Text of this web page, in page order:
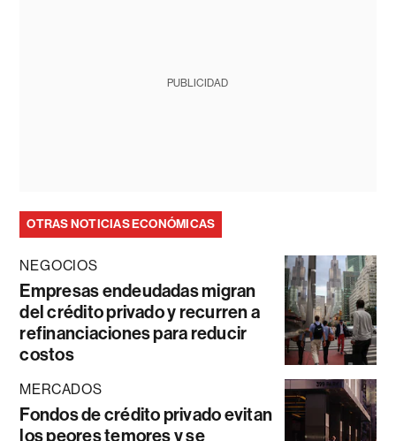
PUBLICIDAD
OTRAS NOTICIAS ECONÓMICAS
NEGOCIOS
Empresas endeudadas migran
del crédito privado y recurren a
refinanciaciones para reducir
costos
MERCADOS
Fondos de crédito privado evitan
los peores temores y se